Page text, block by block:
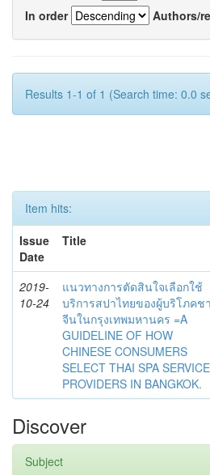
In order
Authors/
Results 1-1 of 1 (Search time: 0.0
Item hits:
Issue
Date
Title
2019-
10-24
แนวทางการตัดสินใจเลือกใช้
บริการสปาไทยของผู้บริโภคช
จีนในกรุงเทพมหานคร =A
GUIDELINE OF HOW
CHINESE CONSUMERS
SELECT THAI SPA SERVICE
PROVIDERS IN BANGKOK.
Discover
Subject